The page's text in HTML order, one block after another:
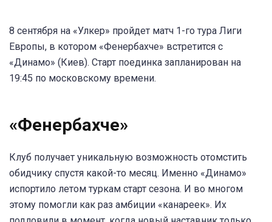
8 сентября на «Улкер» пройдет матч 1-го тура Лиги
Европы, в котором «Фенербахче» встретится с
«Динамо» (Киев). Старт поединка запланирован на
19:45 по московскому времени.
«Фенербахче»
Клуб получает уникальную возможность отомстить
обидчику спустя какой-то месяц. Именно «Динамо»
испортило летом туркам старт сезона. И во многом
этому помогли как раз амбиции «канареек». Их